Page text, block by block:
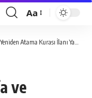
Font
Aa
Atama Kurası İlanı Yayımlandı
ve